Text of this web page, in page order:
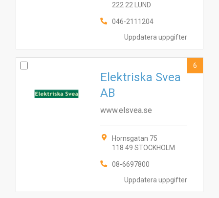
Uppdatera uppgifter
222 22 LUND
046-2111204
Uppdatera uppgifter
Elektriska Svea
AB
www.elsvea.se
Hornsgatan 75
118 49 STOCKHOLM
08-6697800
6